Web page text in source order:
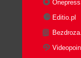
Editio.pl